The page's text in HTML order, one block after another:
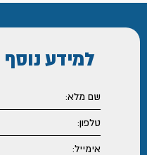
למידע נוסף